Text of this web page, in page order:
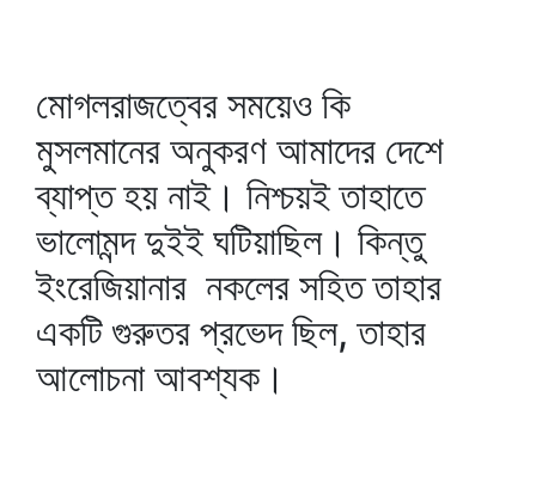
মোগলরাজত্বের সময়েও কি
মুসলমানের অনুকরণ আমাদের দেশে
ব্যাপ্ত হয় নাই। নিশ্চয়ই তাহাতে
ভালোমন্দ দুইই ঘটিয়াছিল। কিন্তু
ইংরেজিয়ানার নকলের সহিত তাহার
একটি গুরুতর প্রভেদ ছিল, তাহার
আলোচনা আবশ্যক।